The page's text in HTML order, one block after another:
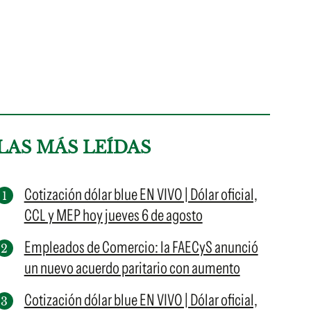
MÁS LEÍDAS
Cotización dólar blue EN VIVO | Dólar oficial,
CCL y MEP hoy jueves 6 de agosto
Empleados de Comercio: la FAECyS anunció
un nuevo acuerdo paritario con aumento
Cotización dólar blue EN VIVO | Dólar oficial,